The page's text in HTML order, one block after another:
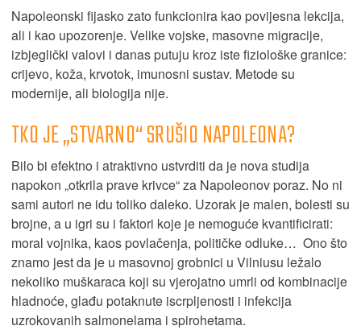
Napoleonski fijasko zato funkcionira kao povijesna lekcija,
ali i kao upozorenje. Velike vojske, masovne migracije,
izbjeglički valovi i danas putuju kroz iste fiziološke granice:
crijevo, koža, krvotok, imunosni sustav. Metode su
modernije, ali biologija nije.
TKO JE „STVARNO“ SRUŠIO NAPOLEONA?
Bilo bi efektno i atraktivno ustvrditi da je nova studija
napokon „otkrila prave krivce“ za Napoleonov poraz. No ni
sami autori ne idu toliko daleko. Uzorak je malen, bolesti su
brojne, a u igri su i faktori koje je nemoguće kvantificirati:
moral vojnika, kaos povlačenja, političke odluke… Ono što
znamo jest da je u masovnoj grobnici u Vilniusu ležalo
nekoliko muškaraca koji su vjerojatno umrli od kombinacije
hladnoće, glađu potaknute iscrpljenosti i infekcija
uzrokovanih salmonelama i spirohetama.